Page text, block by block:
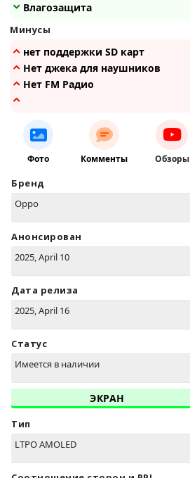
Влагозащита
Минусы
нет поддержки SD карт
Нет джека для наушников
Нет FM Радио
Фото Комменты Обзоры
Бренд
Oppo
Анонсирован
2025, April 10
Дата релиза
2025, April 16
Статус
Имеется в наличии
ЭКРАН
Тип
LTPO AMOLED